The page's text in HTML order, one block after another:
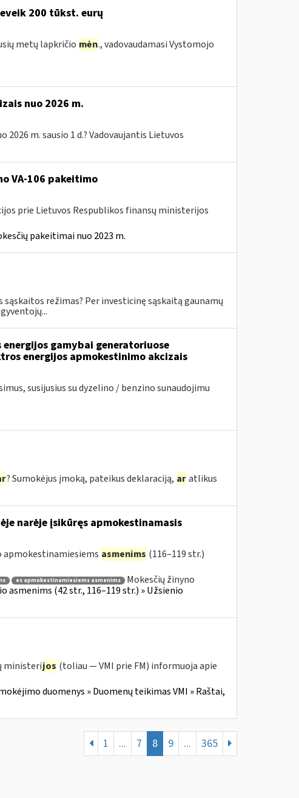
200 tūkst. eurų
metų lapkričio mėn., vadovaudamasi Vystomojo
nuo 2026 m.
m. sausio 1 d.? Vadovaujantis Lietuvos
VA-106 pakeitimo
prie Lietuvos Respublikos finansų ministerijos
pakeitimai nuo 2023 m.
režimas? Per investicinę sąskaitą gaunamų
gamybai generatoriuose
energijos apmokestinimo akcizais
susijusius su dyzelino / benzino sunaudojimu
? Sumokėjus įmoką, pateikus deklaraciją, ar atlikus
narėje įsikūręs apmokestinamasis
apmokestinamiesiems asmenims (116–119 str.)
es apmokestinamiesiems asmenims
Mokesčių žinyno
(42 str., 116–119 str.) » Užsienio
ministerijos (toliau — VMI prie FM) informuoja apie
duomenys » Duomenų teikimas VMI » Raštai,
1 ... 7 8 9 ... 365